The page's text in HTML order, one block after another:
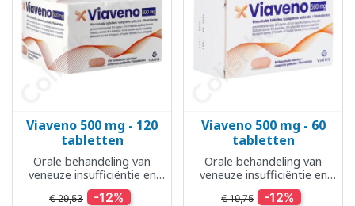
Viaveno 500 mg - 120
tabletten
Orale behandeling van
veneuze insufficiëntie en
aambeien
€ 29,53 -12%
Viaveno 500 mg - 60
tabletten
Orale behandeling van
veneuze insufficiëntie en
aambeien
€ 19,75 -12%